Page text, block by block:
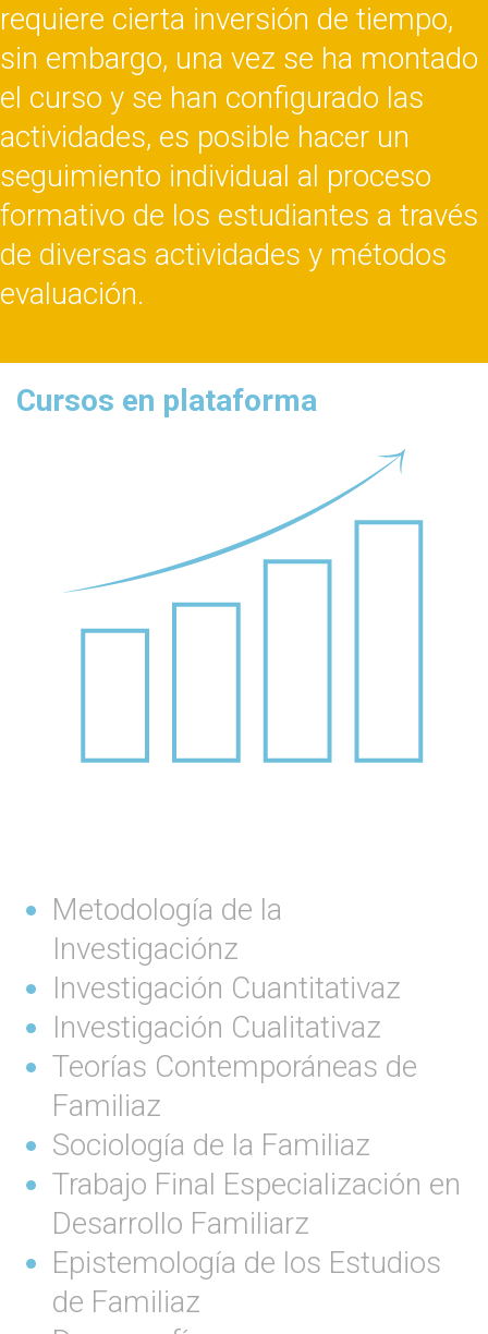
requiere cierta inversión de tiempo,
sin embargo, una vez se ha montado
el curso y se han configurado las
actividades, es posible hacer un
seguimiento individual al proceso
formativo de los estudiantes a través
de diversas actividades y métodos
evaluación.
Cursos en plataforma
Metodología de la
Investigaciónz
Investigación Cuantitativaz
Investigación Cualitativaz
Teorías Contemporáneas de
Familiaz
Sociología de la Familiaz
Trabajo Final Especialización en
Desarrollo Familiarz
Epistemología de los Estudios
de Familiaz